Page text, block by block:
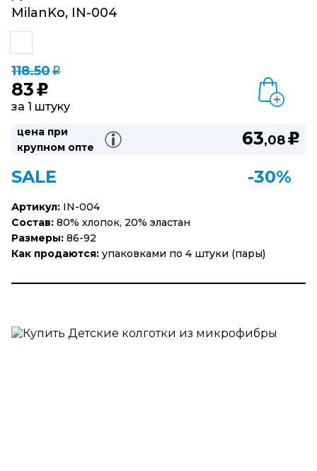
MilanKo, IN-004
118.50q
83 u
за 1 штуку
цена при
крупном опте
63,08u
SALE -30%
Артикул: IN-004
Состав: 80% хлопок, 20% эластан
Размеры: 86-92
Как продаются: упаковками по 4 штуки (пары)